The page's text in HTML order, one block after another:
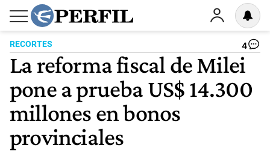
RECORTES 4
La reforma fiscal de Milei
pone a prueba US$ 14.300
millones en bonos
provinciales